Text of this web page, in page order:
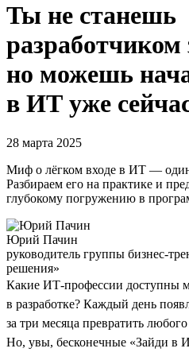
Ты не станешь
разработчиком
но можешь
в ИТ уже
28 марта 2025
Миф о лёгком входе в ИТ —
Разбираем его на практике и
глубокому погружению в
Юрий Пачин
руководитель группы бизнес-
решения»
Какие ИТ-профессии доступны
в разработке? Каждый день
за три месяца превратить
Но, увы, бесконечные «Зайди в